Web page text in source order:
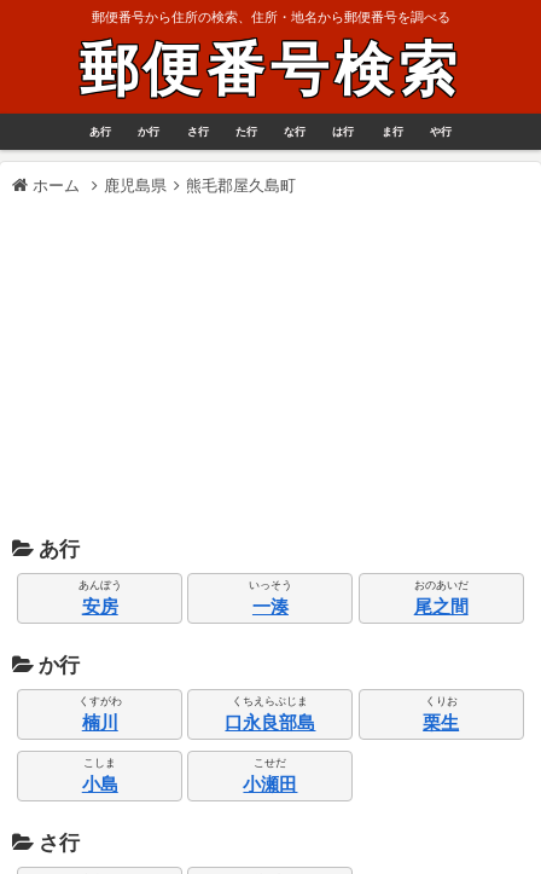
郵便番号から住所の検索、住所・地名から郵便番号を調べる
郵便番号検索
あ行 か行 さ行 た行 な行 は行 ま行 や行
ホーム 鹿児島県 熊毛郡屋久島町
あ行
あんぼう
安房
いっそう
一湊
おのあいだ
尾之間
か行
くすがわ
楠川
くちえらぶじま
口永良部島
くりお
栗生
こしま
小島
こせだ
小瀬田
さ行